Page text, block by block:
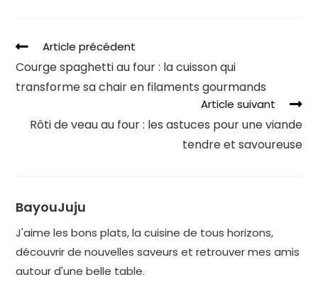
Article précédent
Courge spaghetti au four : la cuisson qui
transforme sa chair en filaments gourmands
Article suivant
Rôti de veau au four : les astuces pour une viande
tendre et savoureuse
BayouJuju
J'aime les bons plats, la cuisine de tous horizons,
découvrir de nouvelles saveurs et retrouver mes amis
autour d'une belle table.